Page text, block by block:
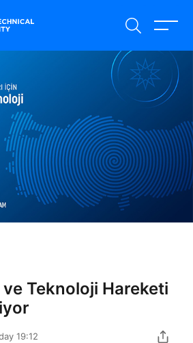
Teknoloji Hareketi
19:12